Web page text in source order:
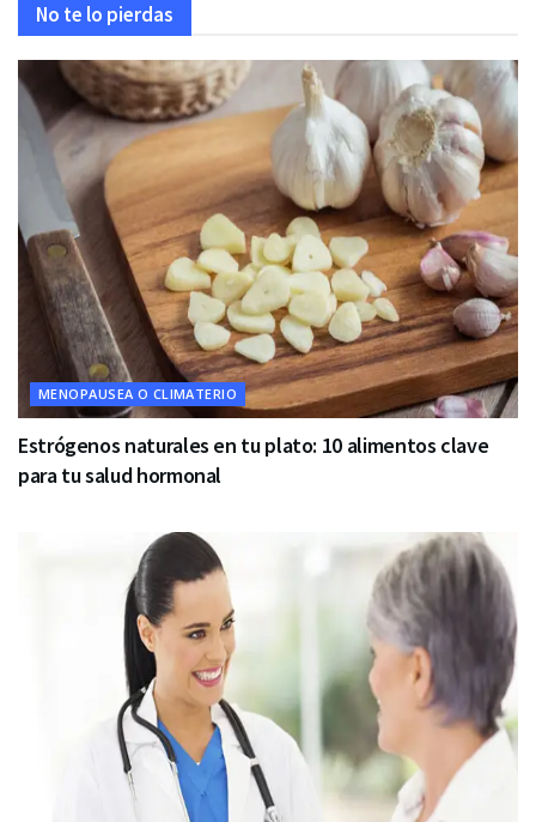
No te lo pierdas
MENOPAUSEA O CLIMATERIO
Estrógenos naturales en tu plato: 10 alimentos clave
para tu salud hormonal